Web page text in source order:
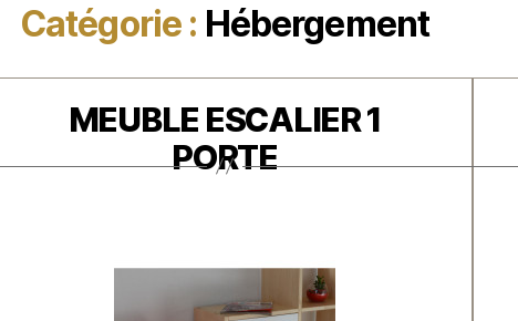
Catégorie : Hébergement
Catégories
MEUBLE ESCALIER 1
PORTE